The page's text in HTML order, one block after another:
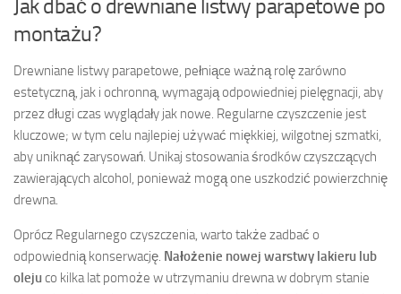
Jak dbać o drewniane listwy parapetowe po
montażu?
Drewniane listwy parapetowe, pełniące ważną rolę zarówno
estetyczną, jak i ochronną, wymagają odpowiedniej pielęgnacji, aby
przez długi czas wyglądały jak nowe. Regularne czyszczenie jest
kluczowe; w tym celu najlepiej używać miękkiej, wilgotnej szmatki,
aby uniknąć zarysowań. Unikaj stosowania środków czyszczących
zawierających alcohol, ponieważ mogą one uszkodzić powierzchnię
drewna.
Oprócz Regularnego czyszczenia, warto także zadbać o
odpowiednią konserwację. Nałożenie nowej warstwy lakieru lub
olejuco kilka lat pomoże w utrzymaniu drewna w dobrym stanie